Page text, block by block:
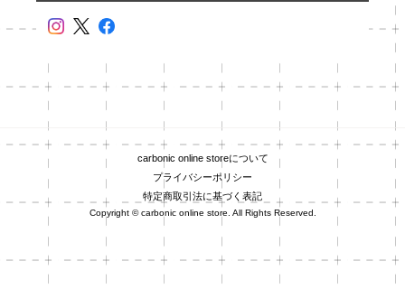
carbonic online storeについて
プライバシーポリシー
特定商取引法に基づく表記
Copyright © carbonic online store. All Rights Reserved.